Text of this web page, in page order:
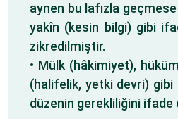
aynen bu lafızla
yakîn (kesin bilgi) gibi
zikredilmiştir.
• Mülk (hâkimiyet),
(halifelik, yetki devri) gibi
düzenin gerekliliğini ifade